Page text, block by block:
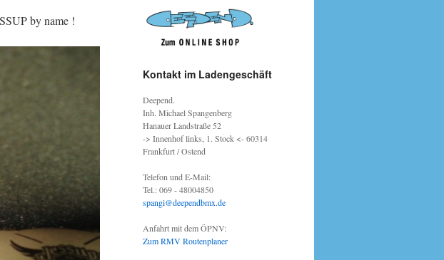
by name !
Kontakt im Ladengeschäft
Deepend.
Inh. Michael Spangenberg
Hanauer Landstraße 52
-> Innenhof links, 1. Stock <- 60314
Frankfurt / Ostend
Telefon und E-Mail:
Tel.: 069 - 48004850
spangi@deependbmx.de
Anfahrt mit dem ÖPNV:
Zum RMV Routenplaner